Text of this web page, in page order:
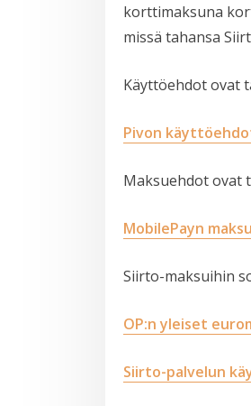
korttimaksuna
missä tahansa
Käyttöehdot ovat
Pivon
Maksuehdot ovat
MobilePayn
Siirto-maksuihin
OP:n yleiset
Siirto-palvelun